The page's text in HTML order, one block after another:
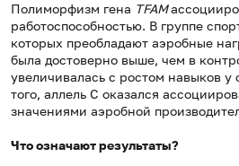
Полиморфизм гена TFAM
работоспособностью. В группе
которых преобладают аэробные
была достоверно выше, чем в
увеличивалась с ростом навыков
того, аллель С оказался
значениями аэробной
Что означают результаты?